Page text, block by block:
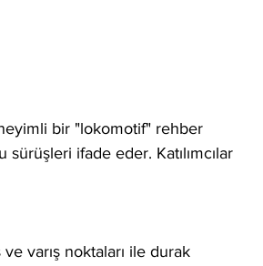
bir "lokomotif" rehber
ifade eder. Katılımcılar
varış noktaları ile durak